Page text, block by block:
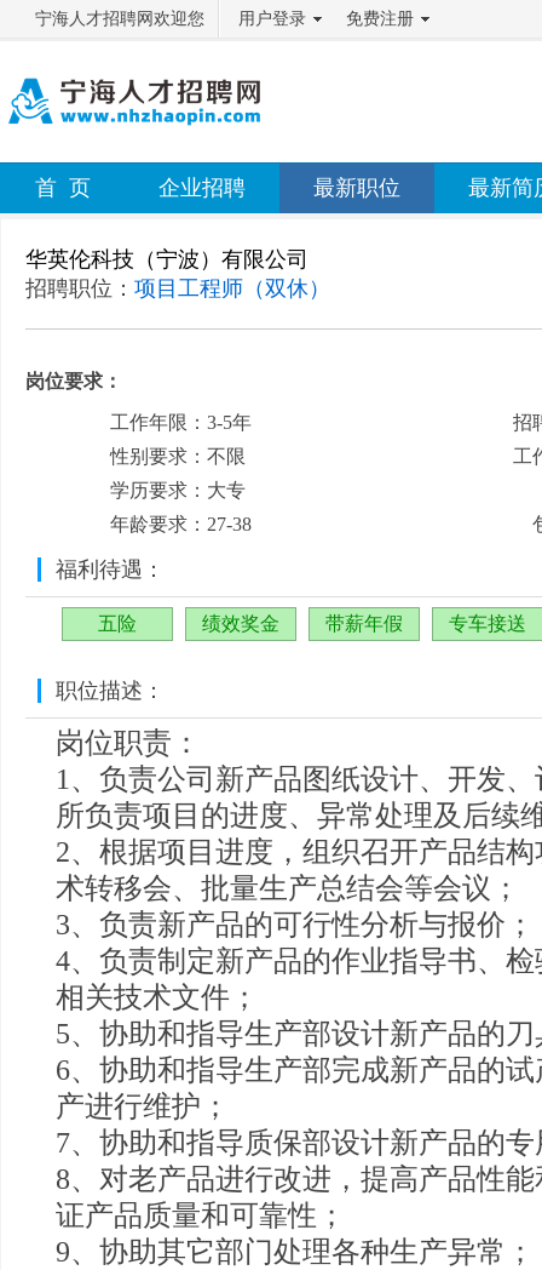
宁海人才招聘网欢迎您 用户登录 免费注册
首 页 企业招聘 最新职位 最新简
华英伦科技（宁波）有限公司
招聘职位： 项目工程师（双休）
岗位要求：
工作年限：3-5年
性别要求：不限
学历要求：大专
年龄要求：27-38
招
工
福利待遇：
五险 绩效奖金 带薪年假 专车接送
职位描述：
岗位职责：
1、负责公司新产品图纸设计、开发
所负责项目的进度、异常处理及后续
2、根据项目进度，组织召开产品结
术转移会、批量生产总结会等会议；
3、负责新产品的可行性分析与报价；
4、负责制定新产品的作业指导书、
相关技术文件；
5、协助和指导生产部设计新产品的
6、协助和指导生产部完成新产品的
产进行维护；
7、协助和指导质保部设计新产品的
8、对老产品进行改进，提高产品性
证产品质量和可靠性；
9、协助其它部门处理各种生产异常；